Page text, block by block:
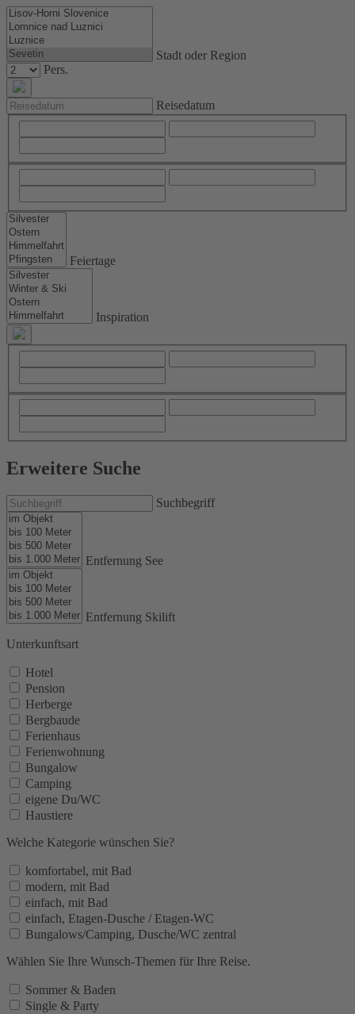
Stadt oder Region
Pers.
Reisedatum
Feiertage
Inspiration
Erweitere Suche
Suchbegriff
Entfernung See
Entfernung Skilift
Unterkunftsart
Hotel
Pension
Herberge
Bergbaude
Ferienhaus
Ferienwohnung
Bungalow
Camping
eigene Du/WC
Haustiere
Welche Kategorie wünschen Sie?
komfortabel, mit Bad
modern, mit Bad
einfach, mit Bad
einfach, Etagen-Dusche / Etagen-WC
Bungalows/Camping, Dusche/WC zentral
Wählen Sie Ihre Wunsch-Themen für Ihre Reise.
Sommer & Baden
Single & Party